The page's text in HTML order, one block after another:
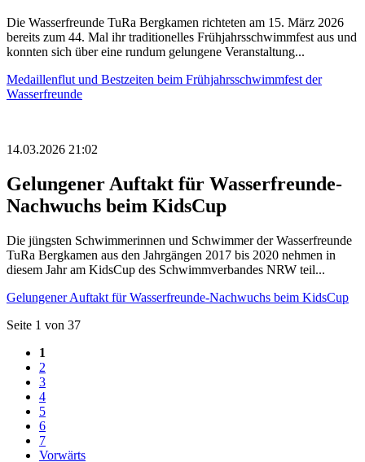
Die Wasserfreunde TuRa Bergkamen richteten am 15. März 2026
bereits zum 44. Mal ihr traditionelles Frühjahrsschwimmfest aus und
konnten sich über eine rundum gelungene Veranstaltung...
Medaillenflut und Bestzeiten beim Frühjahrsschwimmfest der
Wasserfreunde
14.03.2026 21:02
Gelungener Auftakt für Wasserfreunde-
Nachwuchs beim KidsCup
Die jüngsten Schwimmerinnen und Schwimmer der Wasserfreunde
TuRa Bergkamen aus den Jahrgängen 2017 bis 2020 nehmen in
diesem Jahr am KidsCup des Schwimmverbandes NRW teil...
Gelungener Auftakt für Wasserfreunde-Nachwuchs beim KidsCup
Seite 1 von 37
1
2
3
4
5
6
7
Vorwärts